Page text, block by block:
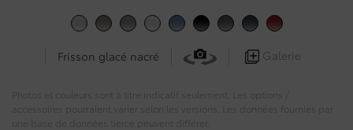
Frisson glacé nacré Galerie